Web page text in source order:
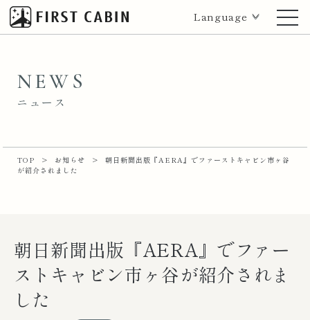
Language
NEWS
ニュース
TOP > お知らせ >
朝日新聞出版『AERA』でファーストキャビン市ヶ谷
が紹介されました
朝日新聞出版『AERA』でファー
ストキャビン市ヶ谷が紹介されま
した